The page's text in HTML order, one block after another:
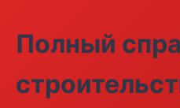
Полный